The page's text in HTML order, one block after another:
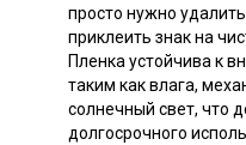
просто нужно
приклеить знак на
Пленка устойчива к
таким как влага,
солнечный свет, что
долгосрочного